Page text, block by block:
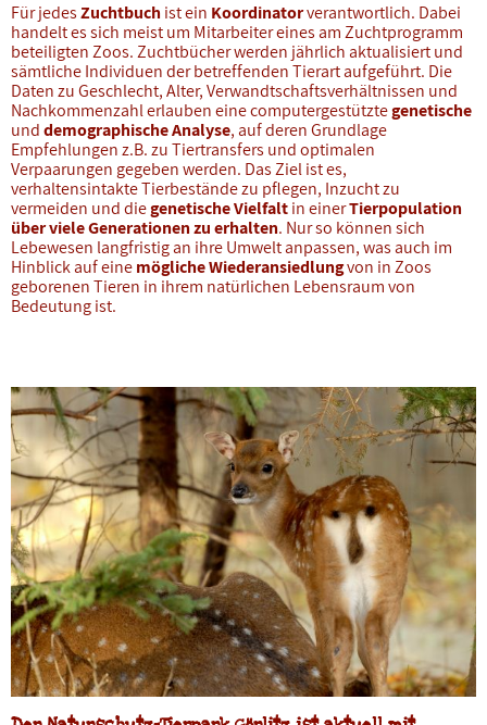
Für jedesZuchtbuchist ein Koordinatorverantwortlich. Dabei
handelt es sich meist um Mitarbeiter eines am Zuchtprogramm
beteiligten Zoos. Zuchtbücher werden jährlich aktualisiert und
sämtliche Individuen der betreffenden Tierart aufgeführt. Die
Daten zu Geschlecht, Alter, Verwandtschaftsverhältnissen und
Nachkommenzahl erlauben eine computergestütztegenetische
unddemographische Analyse, auf deren Grundlage
Empfehlungen z.B. zu Tiertransfers und optimalen
Verpaarungen gegeben werden. Das Ziel ist es,
verhaltensintakte Tierbestände zu pflegen, Inzucht zu
vermeiden und diegenetische Vielfaltin einerTierpopulation
über viele Generationen zu erhalten. Nur so können sich
Lebewesen langfristig an ihre Umwelt anpassen, was auch im
Hinblick auf einemögliche Wiederansiedlungvon in Zoos
geborenen Tieren in ihrem natürlichen Lebensraum von
Bedeutung ist.